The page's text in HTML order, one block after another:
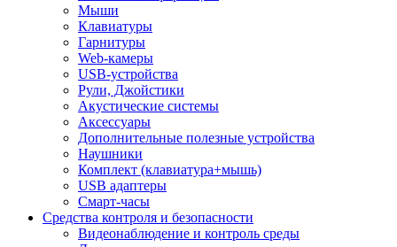
Мыши
Клавиатуры
Гарнитуры
Web-камеры
USB-устройства
Рули, Джойстики
Акустические системы
Аксессуары
Дополнительные полезные устройства
Наушники
Комплект (клавиатура+мышь)
USB адаптеры
Смарт-часы
Средства контроля и безопасности
Видеонаблюдение и контроль среды